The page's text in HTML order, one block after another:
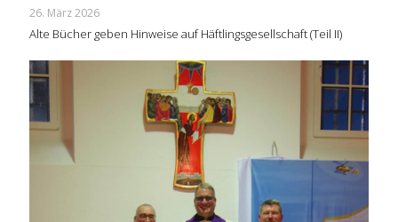
26. März 2026
Alte Bücher geben Hinweise auf Häftlingsgesellschaft (Teil II)